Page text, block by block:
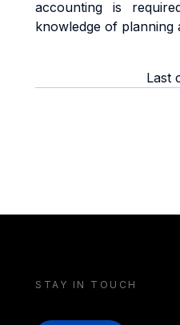
accounting is
knowledge of planning
Last
STAY IN TOUCH